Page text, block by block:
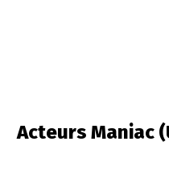
Acteurs Maniac